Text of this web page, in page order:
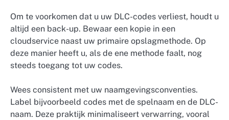
Om te voorkomen dat u uw DLC-codes verliest, houdt u
altijd een back-up. Bewaar een kopie in een
cloudservice naast uw primaire opslagmethode. Op
deze manier heeft u, als de ene methode faalt, nog
steeds toegang tot uw codes.
Wees consistent met uw naamgevingsconventies.
Label bijvoorbeeld codes met de spelnaam en de DLC-
naam. Deze praktijk minimaliseert verwarring, vooral